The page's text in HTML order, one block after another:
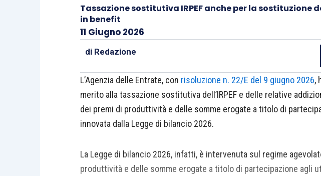
Tassazione sostitutiva IRPEF anche per la sostituzione
in benefit
11 Giugno 2026
di Redazione
L’Agenzia delle Entrate, con risoluzione n. 22/E del 9 giugno 2026,
merito alla tassazione sostitutiva dell’IRPEF e delle relative
dei premi di produttività e delle somme erogate a titolo di
innovata dalla Legge di bilancio 2026.
La Legge di bilancio 2026, infatti, è intervenuta sul regime
produttività e delle somme erogate a titolo di partecipazione agli